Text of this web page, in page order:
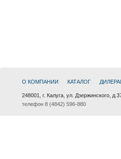
О КОМПАНИИ КАТАЛОГ
248001, г. Калуга, ул. Дзержинского,
телефон 8 (4842) 596-880